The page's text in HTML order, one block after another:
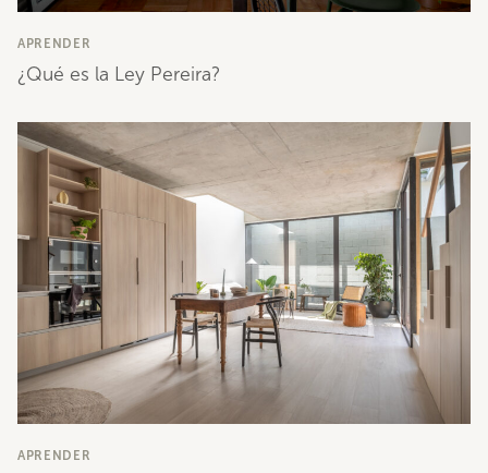
APRENDER
¿Qué es la Ley Pereira?
APRENDER